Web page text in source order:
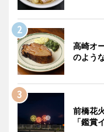
高崎オ
のよう
前橋花
「鑑賞